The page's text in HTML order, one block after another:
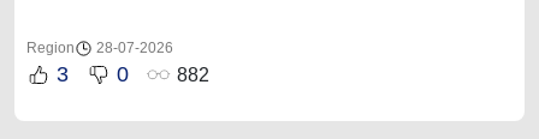
Region 28-07-2026
3 0 882